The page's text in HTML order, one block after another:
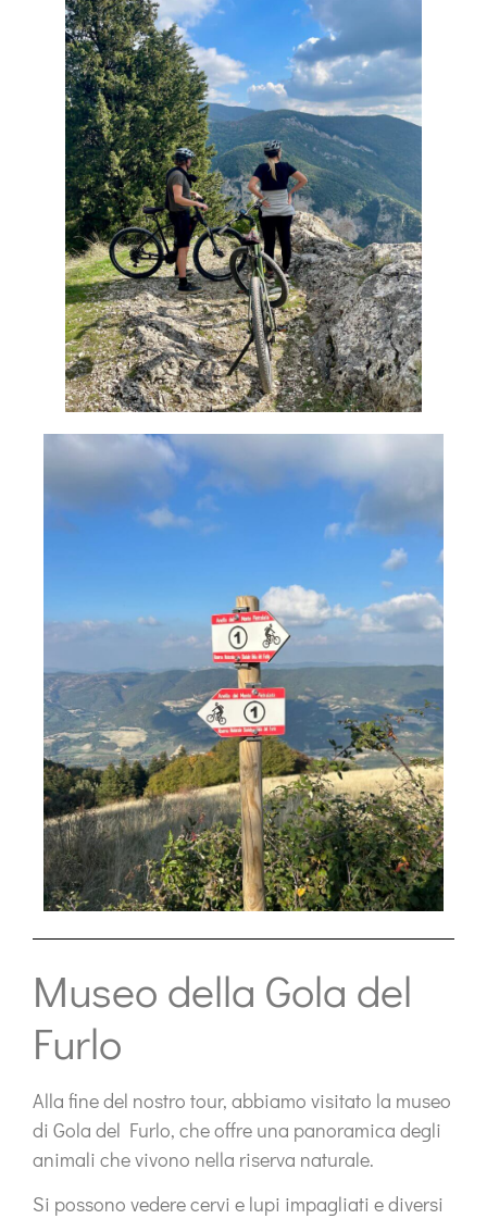
Museo della Gola del
Furlo
Alla fine del nostro tour, abbiamo visitato la museo
di Gola del Furlo, che offre una panoramica degli
animali che vivono nella riserva naturale.
Si possono vedere cervi e lupi impagliati e diversi